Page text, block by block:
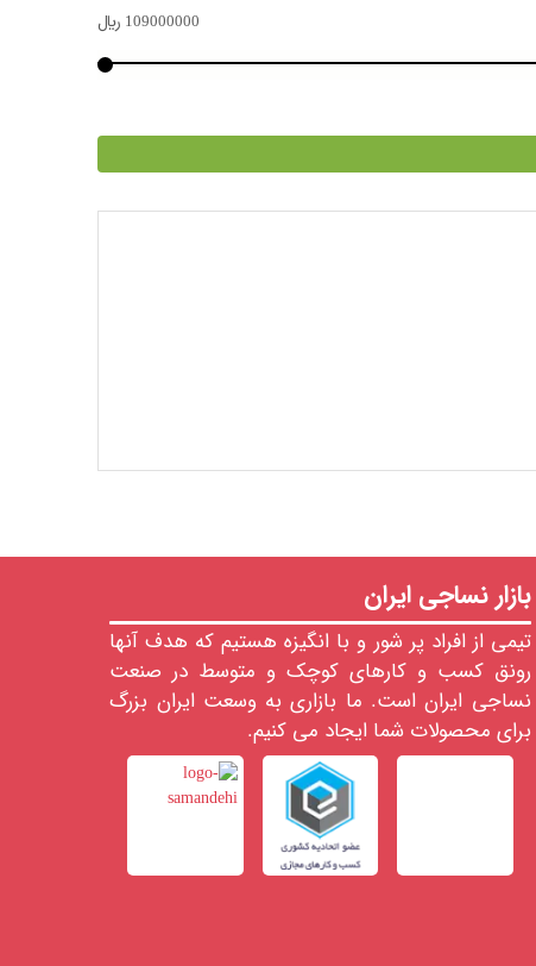
109000000 ﷼
بازار نساجی ایران
تیمی از افراد پر شور و با انگیزه هستیم که هدف آنها
رونق کسب و کارهای کوچک و متوسط در صنعت
نساجی ایران است. ما بازاری به وسعت ایران بزرگ
برای محصولات شما ایجاد می کنیم.